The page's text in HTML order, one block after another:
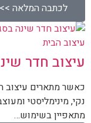
לכתבה המלאה >>
עיצוב הבית
עיצוב חדר
כאשר מתארים עיצוב
נקי, מינימליסטי
מתאפיין בשימוש…